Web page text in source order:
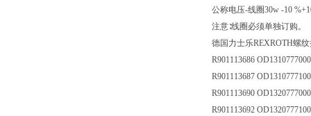
公称电压-线圈30w -10
注意∶线圈必须单独订购。
德国力士乐REXROTH螺
R901113686
R901113687
R901113690
R901113692